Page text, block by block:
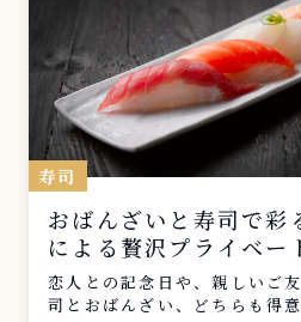
寿司
おばんざいと寿司で彩
による贅沢プライベー
恋人との記念日や、親しいご
司とおばんざい、どちらも得